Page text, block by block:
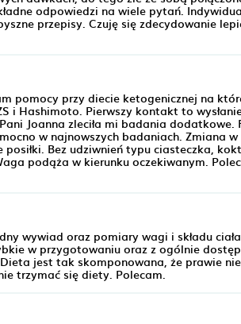
odpowiedzi na wiele pytań.
przepisy. Czuję się zdecydowanie
pomocy przy diecie ketogenicznej na
i Hashimoto. Pierwszy kontakt to
Joanna zleciła mi badania dodatkowe.
w najnowszych badaniach. Zmiana
Bez udziwnień typu ciasteczka,
podąża w kierunku oczekiwanym.
wywiad oraz pomiary wagi i składu
w przygotowaniu oraz z ogólnie
jest tak skomponowana, że prawie
trzymać się diety. Polecam.